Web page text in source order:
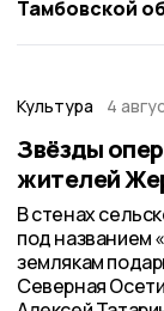
Тамбовской
Культура 4
Звёзды
жителей
В стенах
под названием
землякам
Северная